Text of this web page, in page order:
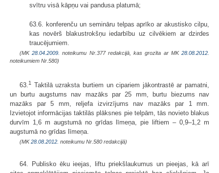
svītru visā kāpņu vai pandusa platumā;
63.6. konferenču un semināru telpas aprīko ar akustisko cilpu,
kas novērš blakustrokšņu iedarbību uz cilvēkiem ar dzirdes
traucējumiem.
(MK28.04.2009. noteikumu Nr.377 redakcijā, kas grozīta ar MK28.08.2012.
noteikumiem Nr.580)
63.1
Taktilā uzraksta burtiem un cipariem jākontrastē ar pamatni,
un burtu augstums nav mazāks par 25 mm, burtu biezums nav
mazāks par 5 mm, reljefa izvirzījums nav mazāks par 1 mm.
Izvietojot informācijas taktilās plāksnes pie telpām, tās novieto blakus
durvīm 1,6 m augstumā no grīdas līmeņa, pie liftiem – 0,9–1,2 m
augstumā no grīdas līmeņa.
(MK28.08.2012. noteikumu Nr.580 redakcijā)
64. Publisko ēku ieejas, liftu priekšlaukumus un pieejas, kā arī